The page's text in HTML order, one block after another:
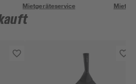
Mietgeräteservice